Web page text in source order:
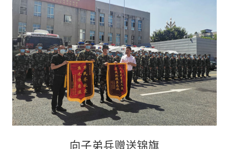
向子弟兵赠送锦旗